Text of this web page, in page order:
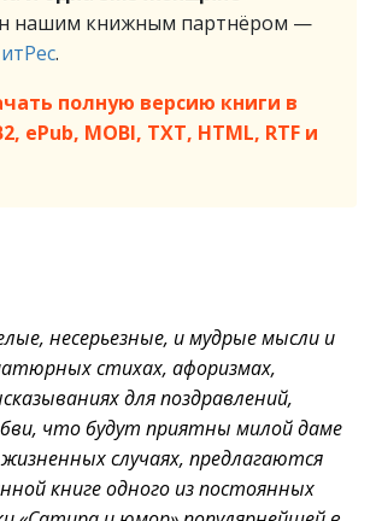
нашим книжным партнёром —
.
полную версию книги в
ePub, MOBI, TXT, HTML, RTF и
несерьезные, и мудрые мысли и
стихах, афоризмах,
для поздравлений,
что будут приятны милой даме
случаях, предлагаются
книге одного из постоянных